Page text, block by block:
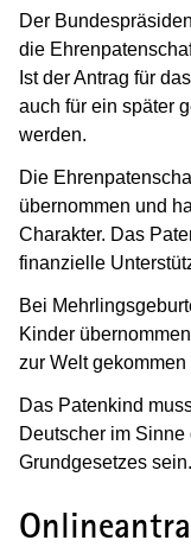
Der
die
Ist der Antrag für
auch für ein später
werden.
Die
übernommen und
Charakter. Das
finanzielle
Bei
Kinder
zur Welt gekommen
Das Patenkind
Deutscher im
Grundgesetzes sein.